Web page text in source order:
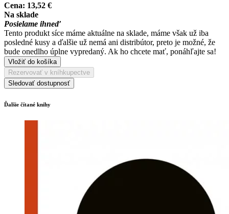
Cena: 13,52 €
Na sklade
Posielame ihneď
Tento produkt síce máme aktuálne na sklade, máme však už iba
posledné kusy a ďalšie už nemá ani distribútor, preto je možné, že
bude onedlho úplne vypredaný. Ak ho chcete mať, ponáhľajte sa!
Vložiť do košíka
Rezervovať v kníhkupectve
Sledovať dostupnosť
Ďalšie čítané knihy